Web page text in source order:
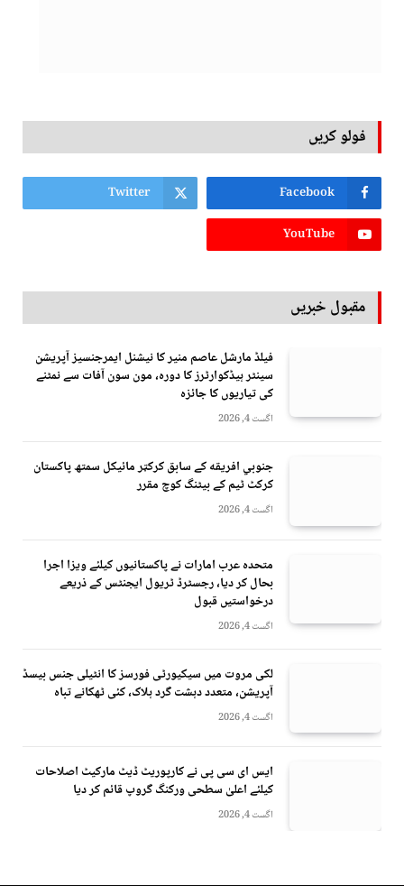
فولو کریں
Facebook
Twitter
YouTube
مقبول خبریں
فیلڈ مارشل عاصم منیر کا نیشنل ایمرجنسیز آپریشن
سینٹر ہیڈکوارٹرز کا دورہ، مون سون آفات سے نمٹنے
کی تیاریوں کا جائزہ
اگست 4, 2026
جنوبي افريقه کے سابق کرکټر مائیکل سمتھ پاکستان
کرکٹ ٹیم کے بیٹنگ کوچ مقرر
اگست 4, 2026
متحدہ عرب امارات نے پاکستانیوں کیلئے ویزا اجرا
بحال کر دیا، رجسٹرڈ ٹریول ایجنٹس کے ذریعے
درخواستیں قبول
اگست 4, 2026
لکی مروت میں سیکیورٹی فورسز کا انٹیلی جنس بیسڈ
آپریشن، متعدد دہشت گرد ہلاک، کئی ٹھکانے تباہ
اگست 4, 2026
ایس ای سی پی نے کارپوریٹ ڈیٹ مارکیٹ اصلاحات
کیلئے اعلیٰ سطحی ورکنگ گروپ قائم کر دیا
اگست 4, 2026